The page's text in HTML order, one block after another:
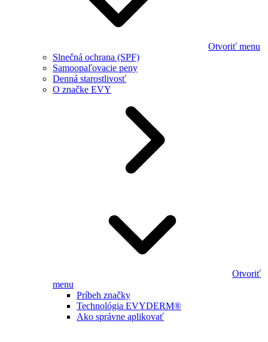
Otvoriť menu
Slnečná ochrana (SPF)
Samoopaľovacie peny
Denná starostlivosť
O značke EVY
Otvoriť
menu
Príbeh značky
Technológia EVYDERM®
Ako správne aplikovať